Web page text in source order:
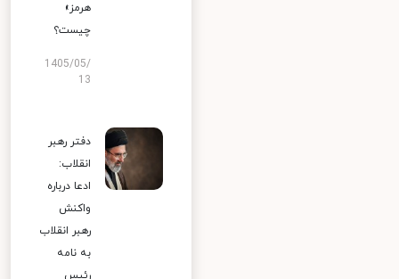
هرمز»
چیست؟
1405/05/
13
دفتر رهبر
انقلاب:
ادعا درباره
واکنش
رهبر انقلاب
به نامه
رئیس